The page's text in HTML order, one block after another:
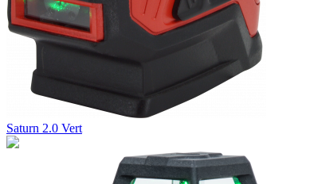
Saturn 2.0 Vert